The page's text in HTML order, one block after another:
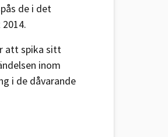
de i det
att spika sitt
inom
i de dåvarande